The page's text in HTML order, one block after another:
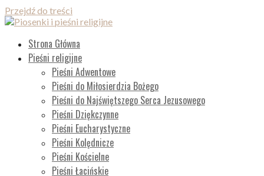
Przejdź do treści
Strona Główna
Pieśni religijne
Pieśni Adwentowe
Pieśni do Miłosierdzia Bożego
Pieśni do Najświętszego Serca Jezusowego
Pieśni Dziękczynne
Pieśni Eucharystyczne
Pieśni Kolędnicze
Pieśni Kościelne
Pieśni Łacińskie